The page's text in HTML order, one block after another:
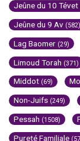
Jeûne du 10 Tévet
Jeûne du 9 Av (582)
Lag Baomer (29)
Limoud Torah (371)
Middot (69)
Non-Juifs (249)
Pessah (1508)
Pureté Familiale